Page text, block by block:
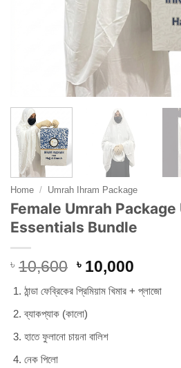
Home / Umrah Ihram Package
Female Umrah
Essentials Bundle
৳ 10,600 Original
was:
৳ 10,600.
৳ 10,000
is:
ঠান্ডা ফেব্রিকের প্রিমিয়াম খিমার + প্লাজো
ব্যাকপ্যাক (কালো)
হাতে ফুলানো চায়না বালিশ
নেক পিলো